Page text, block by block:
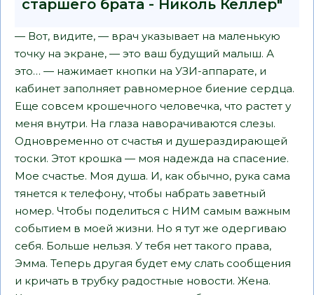
старшего брата - Николь Келлер"
— Вот, видите, — врач указывает на маленькую
точку на экране, — это ваш будущий малыш. А
это… — нажимает кнопки на УЗИ-аппарате, и
кабинет заполняет равномерное биение сердца.
Еще совсем крошечного человечка, что растет у
меня внутри. На глаза наворачиваются слезы.
Одновременно от счастья и душераздирающей
тоски. Этот крошка — моя надежда на спасение.
Мое счастье. Моя душа. И, как обычно, рука сама
тянется к телефону, чтобы набрать заветный
номер. Чтобы поделиться с НИМ самым важным
событием в моей жизни. Но я тут же одергиваю
себя. Больше нельзя. У тебя нет такого права,
Эмма. Теперь другая будет ему слать сообщения
и кричать в трубку радостные новости. Жена.